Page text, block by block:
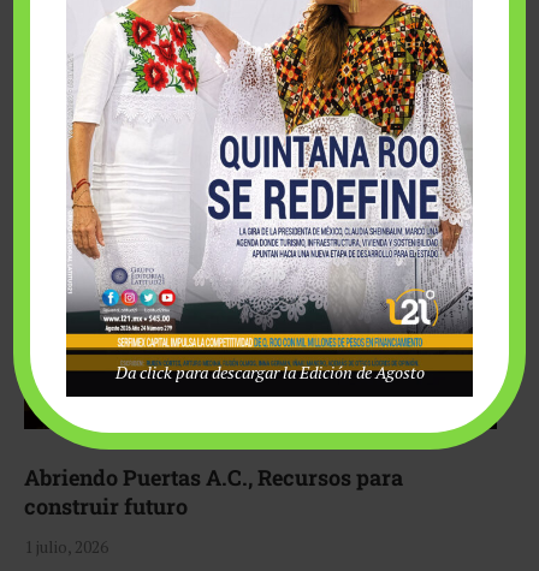
Fairmont Mayakoba y Make-A-Wish México unieron
esfuerzos para hacer realidad el deseo de una …
Abriendo Puertas A.C., Recursos para
construir futuro
1 julio, 2026
Da click para descargar la Edición de Agosto